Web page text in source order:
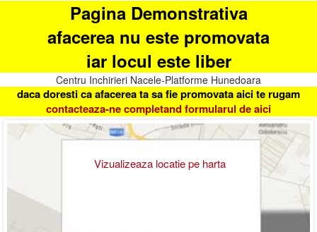
Pagina Demonstrativa
afacerea nu este promovata
iar locul este liber
Centru Inchirieri Nacele-Platforme Hunedoara
daca doresti ca afacerea ta sa fie promovata aici te rugam
contacteaza-ne completand formularul de aici
Vizualizeaza locatie pe harta